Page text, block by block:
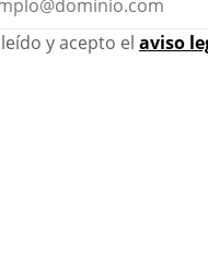
y acepto el aviso